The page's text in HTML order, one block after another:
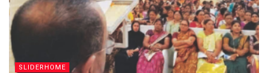
SLIDERHOME